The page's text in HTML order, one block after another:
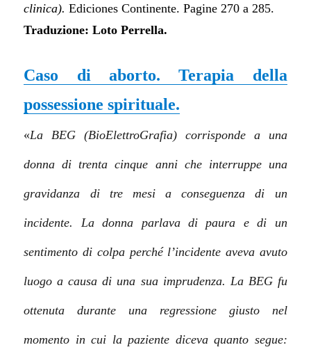
clinica).Ediciones Continente. Pagine 270 a 285.
Traduzione: Loto Perrella.
Caso di aborto. Terapia della
possessione spirituale.
«La BEG (BioElettroGrafia) corrisponde a una
donna di trenta cinque anni che interruppe una
gravidanza di tre mesi a conseguenza di un
incidente. La donna parlava di paura e di un
sentimento di colpa perché l’incidente aveva avuto
luogo a causa di una sua imprudenza. La BEG fu
ottenuta durante una regressione giusto nel
momento in cui la paziente diceva quanto segue: